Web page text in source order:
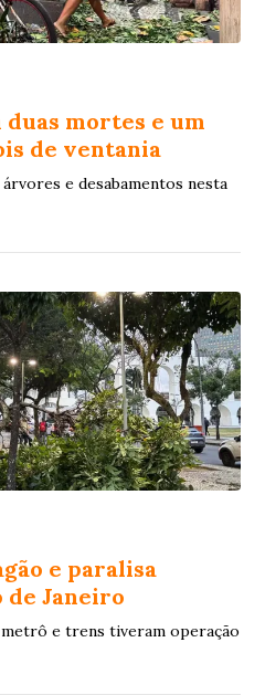
mortes e um
de ventania
e desabamentos nesta
e paralisa
Janeiro
e trens tiveram operação